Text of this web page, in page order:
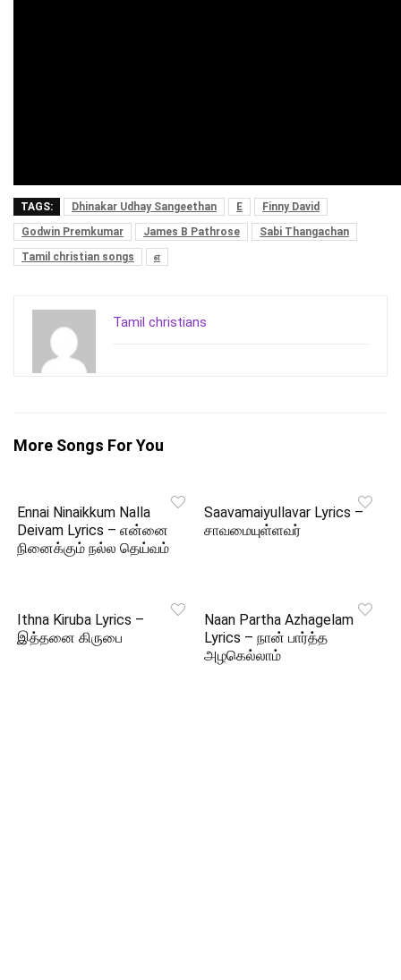
TAGS: Dhinakar Udhay Sangeethan E
Finny David
Godwin Premkumar
James B Pathrose
Sabi Thangachan
Tamil christian songs
எ
Tamil christians
More Songs For You
Ennai Ninaikkum Nalla
Deivam Lyrics – என்னை
நினைக்கும் நல்ல தெய்வம்
Saavamaiyullavar Lyrics –
சாவமையுள்ளவர்
Ithna Kiruba Lyrics –
இத்தனை கிருபை
Naan Partha Azhagelam
Lyrics – நான் பார்த்த
அழகெல்லாம்